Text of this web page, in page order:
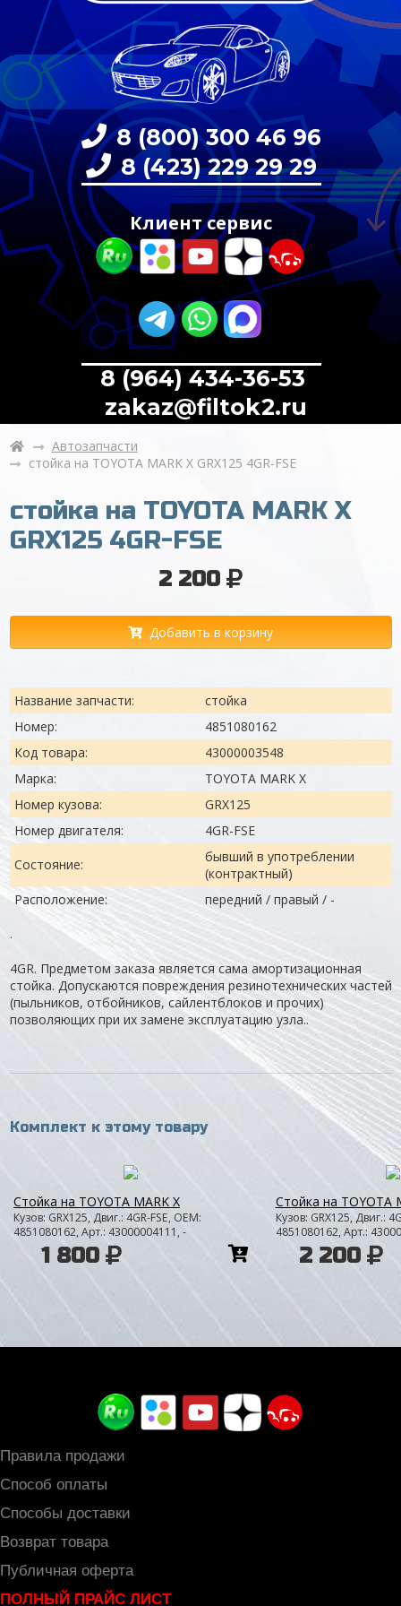
8 (800) 300 46 96
8 (423) 229 29 29
Клиент сервис
8 (964) 434-36-53
zakaz@filtok2.ru
Автозапчасти
стойка на TOYOTA MARK X GRX125 4GR-FSE
стойка на TOYOTA MARK X
GRX125 4GR-FSE
2 200
Добавить в корзину
Название запчасти:
стойка
Номер:
4851080162
Код товара:
43000003548
Марка:
TOYOTA MARK X
Номер кузова:
GRX125
Номер двигателя:
4GR-FSE
Состояние:
бывший в употреблении
(контрактный)
Расположение:
передний / правый / -
.
4GR. Предметом заказа является сама амортизационная
стойка. Допускаются повреждения резинотехнических частей
(пыльников, отбойников, сайлентблоков и прочих)
позволяющих при их замене эксплуатацию узла..
Комплект к этому товару
Стойка на TOYOTA MARK X
Кузов: GRX125, Двиг.: 4GR-FSE, OEM:
4851080162, Арт.: 43000004111, -
1 800 Добавить
Стойка на TOYOTA
Кузов: GRX125, Двиг.:
4851080162, Арт.:
2 200
Правила продажи
Способ оплаты
Способы доставки
Возврат товара
Публичная оферта
ПОЛНЫЙ ПРАЙС ЛИСТ